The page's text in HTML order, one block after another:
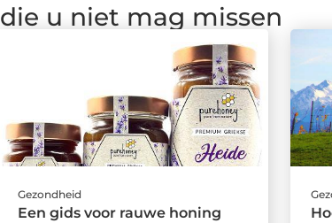
die u niet mag missen
Gezondheid
Een gids voor rauwe honing